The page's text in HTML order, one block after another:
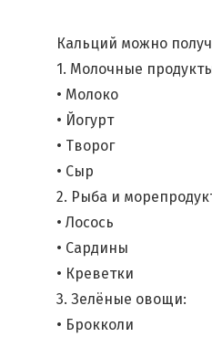
Кальций можно
1. Молочные
• Молоко
• Йогурт
• Творог
• Сыр
2. Рыба и
• Лосось
• Сардины
• Креветки
3. Зелёные овощи:
• Брокколи